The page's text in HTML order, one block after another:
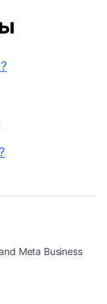
Meta Business